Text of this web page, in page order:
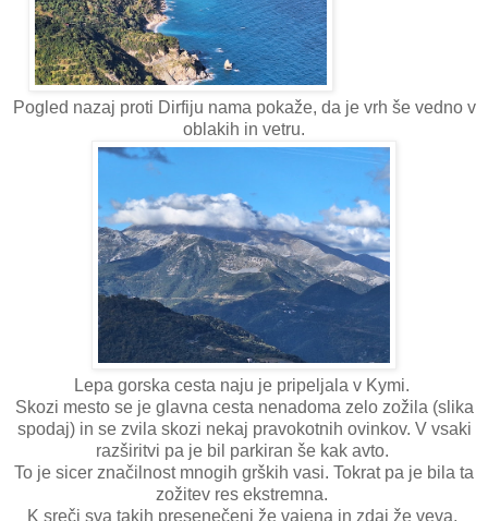
Pogled nazaj proti Dirfiju nama pokaže, da je vrh še vedno v
oblakih in vetru.
Lepa gorska cesta naju je pripeljala v Kymi.
Skozi mesto se je glavna cesta nenadoma zelo zožila (slika
spodaj) in se zvila skozi nekaj pravokotnih ovinkov. V vsaki
razširitvi pa je bil parkiran še kak avto.
To je sicer značilnost mnogih grških vasi. Tokrat pa je bila ta
zožitev res ekstremna.
K sreči sva takih presenečenj že vajena in zdaj že veva,